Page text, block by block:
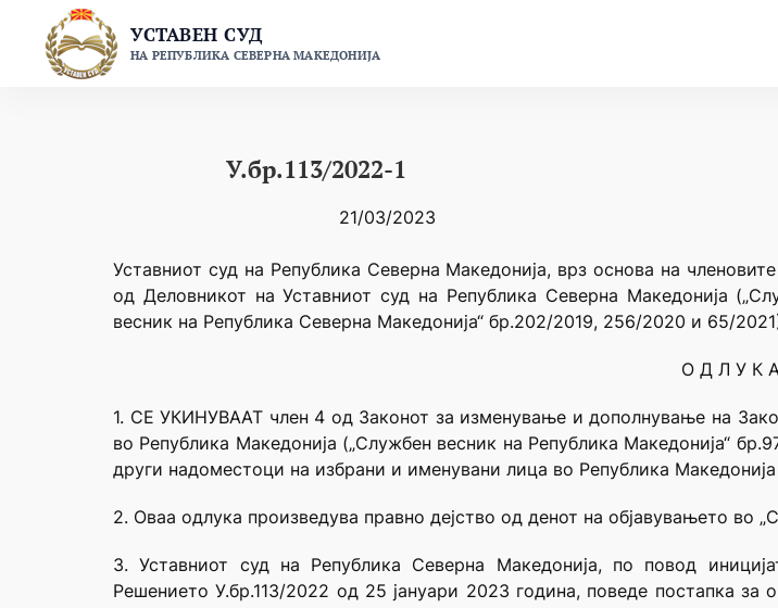
content
УСТАВЕН СУД
НА РЕПУБЛИКА СЕВЕРНА МАКЕДОНИЈА
У.бр.113/2022-1
21/03/2023
Уставниот суд на Република Северна Македонија, врз основа на
од Деловникот на Уставниот суд на Република Северна Македонија
весник на Република Северна Македонија“ бр.202/2019, 256/2020 и 65/
О Д Л У К
1. СЕ УКИНУВААТ член 4 од Законот за изменување и дополнување на
во Република Македонија („Службен весник на Република Македонија“
други надоместоци на избрани и именувани лица во Република
2. Оваа одлука произведува правно дејство од денот на објавувањето во
3. Уставниот суд на Република Северна Македонија, по повод
Решението У.бр.113/2022 од 25 јануари 2023 година, поведе постапка